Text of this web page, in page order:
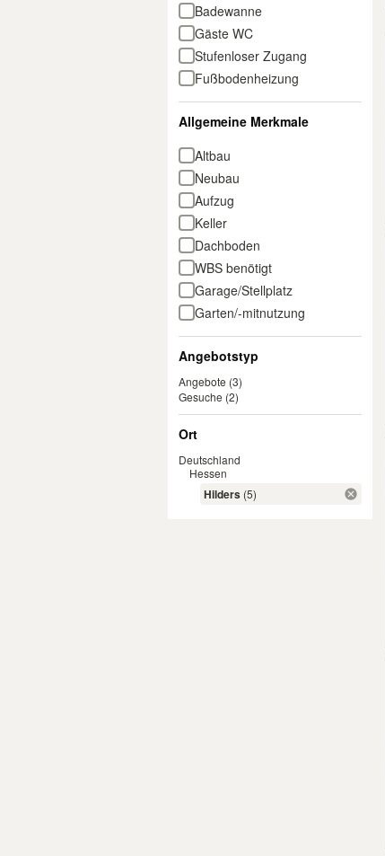
Badewanne
Gäste WC
Stufenloser Zugang
Fußbodenheizung
Allgemeine Merkmale
Altbau
Neubau
Aufzug
Keller
Dachboden
WBS benötigt
Garage/Stellplatz
Garten/-mitnutzung
Haustiere erlaubt
WG-geeignet
Angebotstyp
Angebote (3)
Gesuche (2)
Ort
Deutschland
Hessen
Hilders (5)